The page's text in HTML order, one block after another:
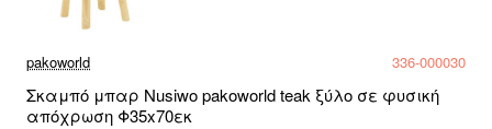
pakoworld 336-000030
Σκαμπό μπαρ Nusiwo pakoworld teak ξύλο σε φυσική
απόχρωση Φ35x70εκ